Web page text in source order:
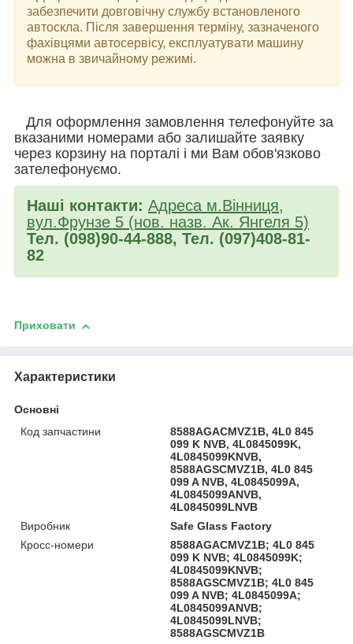
забезпечити довговічну службу встановленого
автоскла. Після завершення терміну, зазначеного
фахівцями автосервісу, експлуатувати машину
можна в звичайному режимі.
Для оформлення замовлення телефонуйте за
вказаними номерами або залишайте заявку
через корзину на порталі і ми Вам обов'язково
зателефонуємо.
Наші контакти: Адреса м.Вінниця,
вул.Фрунзе 5 (нов. назв. Ак. Янгеля 5)
Тел. (098)90-44-888, Тел. (097)408-81-
82
Приховати
Характеристики
Основні
Код запчастини
8588AGACMVZ1B, 4L0 845
099 K NVB, 4L0845099K,
4L0845099KNVB,
8588AGSCMVZ1B, 4L0 845
099 A NVB, 4L0845099A,
4L0845099ANVB,
4L0845099LNVB
Виробник
Safe Glass Factory
Кросс-номери
8588AGACMVZ1B; 4L0 845
099 K NVB; 4L0845099K;
4L0845099KNVB;
8588AGSCMVZ1B; 4L0 845
099 A NVB; 4L0845099A;
4L0845099ANVB;
4L0845099LNVB;
8588AGSCMVZ1B